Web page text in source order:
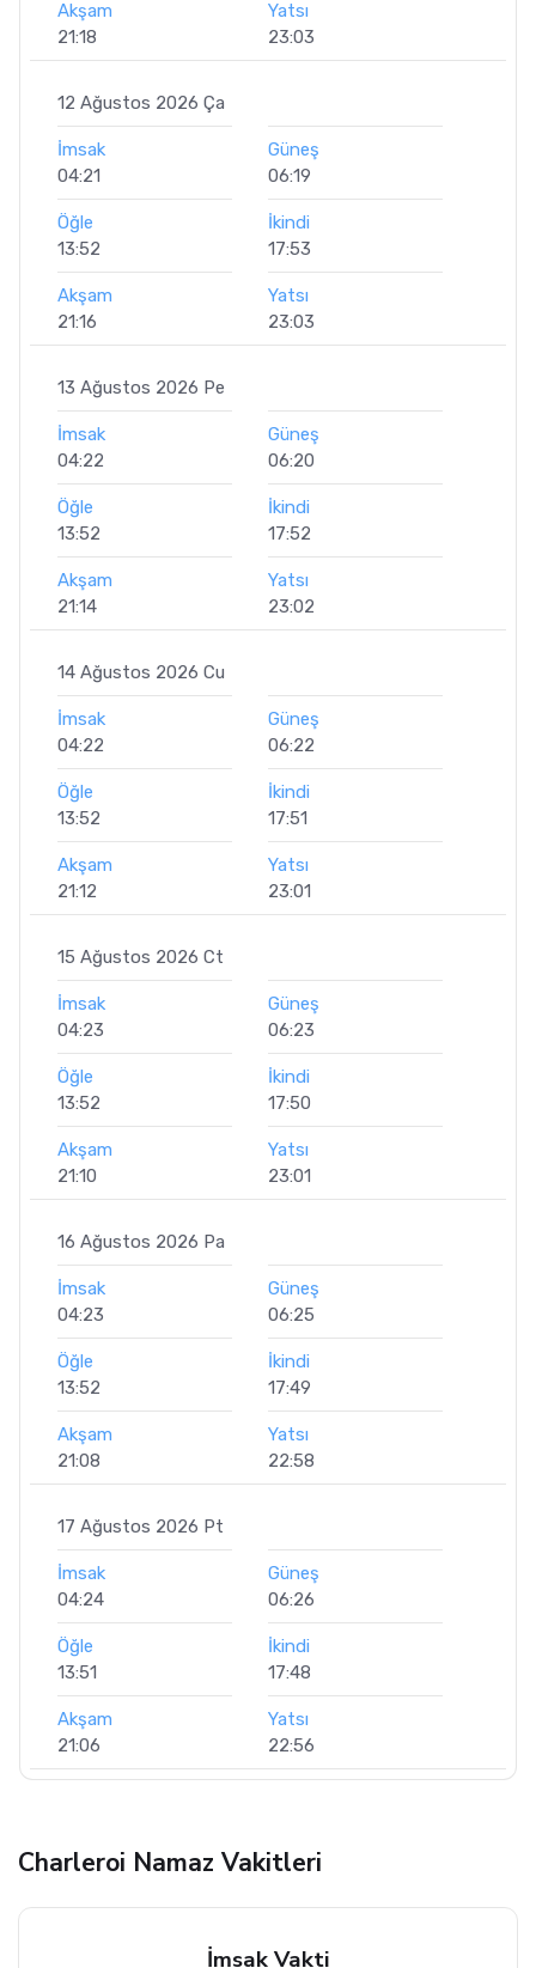
Akşam
21:18
Yatsı
23:03
12 Ağustos 2026 Ça
İmsak
04:21
Güneş
06:19
Öğle
13:52
İkindi
17:53
Akşam
21:16
Yatsı
23:03
13 Ağustos 2026 Pe
İmsak
04:22
Güneş
06:20
Öğle
13:52
İkindi
17:52
Akşam
21:14
Yatsı
23:02
14 Ağustos 2026 Cu
İmsak
04:22
Güneş
06:22
Öğle
13:52
İkindi
17:51
Akşam
21:12
Yatsı
23:01
15 Ağustos 2026 Ct
İmsak
04:23
Güneş
06:23
Öğle
13:52
İkindi
17:50
Akşam
21:10
Yatsı
23:01
16 Ağustos 2026 Pa
İmsak
04:23
Güneş
06:25
Öğle
13:52
İkindi
17:49
Akşam
21:08
Yatsı
22:58
17 Ağustos 2026 Pt
İmsak
04:24
Güneş
06:26
Öğle
13:51
İkindi
17:48
Akşam
21:06
Yatsı
22:56
Charleroi Namaz Vakitleri
İmsak Vakti